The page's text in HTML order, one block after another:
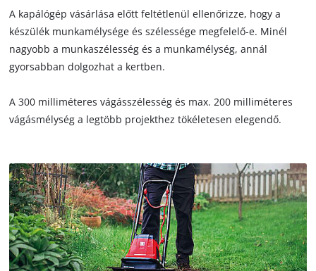
A kapálógép vásárlása előtt feltétlenül ellenőrizze, hogy a
készülék munkamélysége és szélessége megfelelő-e. Minél
nagyobb a munkaszélesség és a munkamélység, annál
gyorsabban dolgozhat a kertben.
A 300 milliméteres vágásszélesség és max. 200 milliméteres
vágásmélység a legtöbb projekthez tökéletesen elegendő.